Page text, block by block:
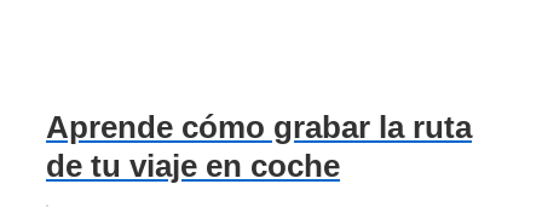
Aprende cómo grabar la ruta
de tu viaje en coche